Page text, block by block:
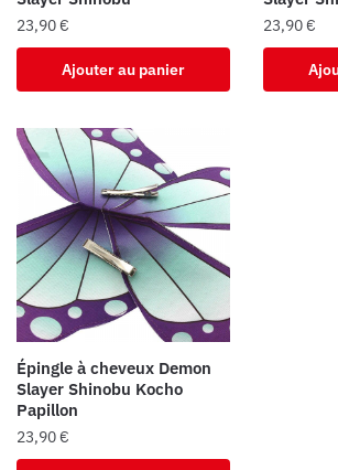
23,90€
Ajouter au panier
23,90€
Épingle à cheveux Demon
Slayer Shinobu Kocho
Papillon
23,90€